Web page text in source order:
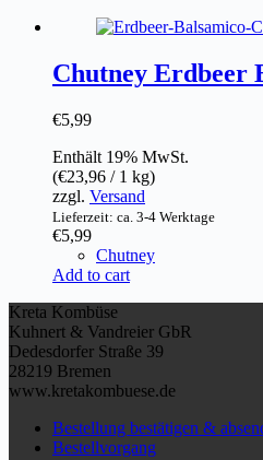
Chutney Erdbeer
€5,99
Enthält 19% MwSt.
(€23,96 / 1 kg)
zzgl. Versand
Lieferzeit: ca. 3-4 Werktage
€5,99
Chutney
Add to cart
Kreta Kombüse
Kuhnert & Vandreier GbR
Dedesdorfer Straße 39
28219 Bremen
www.kretakombuese.de
Bestellung bestätigen &
Bestellvorgang